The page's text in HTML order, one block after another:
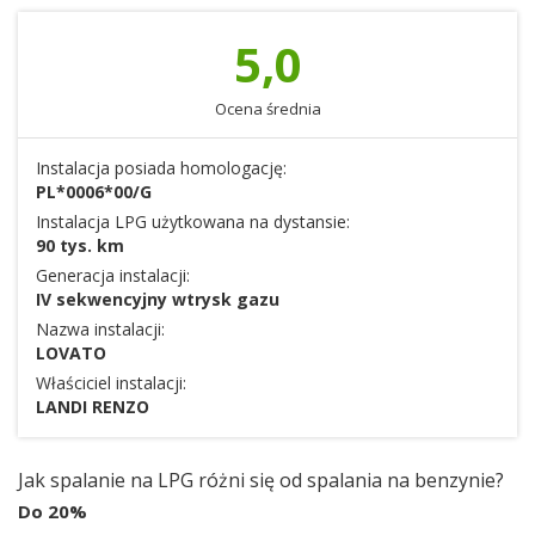
5,0
Ocena średnia
Instalacja posiada homologację:
PL*0006*00/G
Instalacja LPG użytkowana na dystansie:
90 tys. km
Generacja instalacji:
IV sekwencyjny wtrysk gazu
Nazwa instalacji:
LOVATO
Właściciel instalacji:
LANDI RENZO
Jak spalanie na LPG różni się od spalania na benzynie?
Do 20%